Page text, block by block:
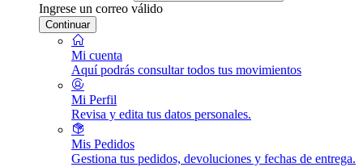
Ingrese un correo válido
Continuar
Mi cuenta
Aquí podrás consultar todos tus movimientos
Mi Perfil
Revisa y edita tus datos personales.
Mis Pedidos
Gestiona tus pedidos, devoluciones y fechas de entrega.